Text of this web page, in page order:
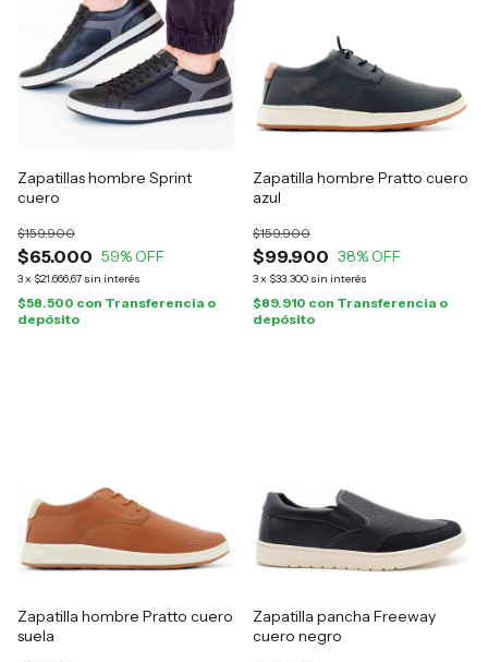
Zapatillas hombre Sprint
cuero
$65.000
$159.900
59% OFF
3x $21.666,67 sin interés
$58.500 con Transferencia o
depósito
Zapatilla hombre Pratto cuero
azul
$99.900
$159.900
38% OFF
3x $33.300 sin interés
$89.910 con Transferencia o
depósito
Zapatilla hombre Pratto cuero
suela
Zapatilla pancha Freeway
cuero negro